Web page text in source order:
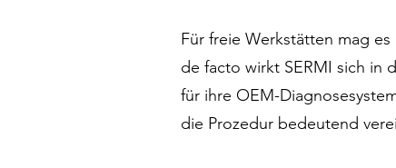
Für freie Werkstätten mag
de facto wirkt SERMI sich in
für ihre OEM-
die Prozedur bedeutend